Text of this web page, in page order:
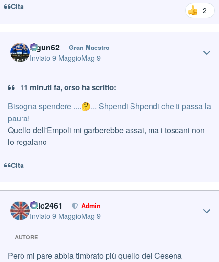
Cita 2
Iagun62 Gran Maestro
Inviato9 MaggioMag 9
11 minuti fa, orso ha scritto:
Bisogna spendere ....🤔... Shpendi Shpendi che ti passa la
paura!
Quello dell'Empoli mi garberebbe assai, ma i toscani non
lo regalano
Cita
cillo2461 Admin
Inviato9 MaggioMag 9
AUTORE
Però mi pare abbia timbrato più quello del Cesena